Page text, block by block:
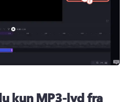
kun MP3-lyd fra